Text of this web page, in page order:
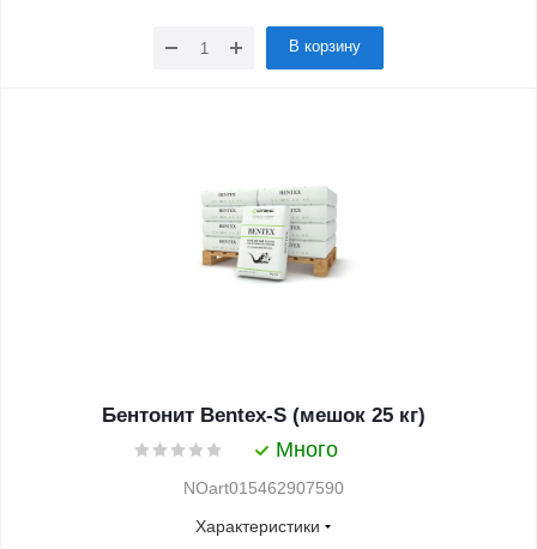
В корзину
Бентонит Bentex-S (мешок 25 кг)
Много
NOart015462907590
Характеристики